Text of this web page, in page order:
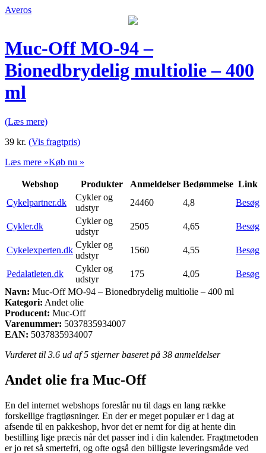
Averos
Muc-Off MO-94 –
Bionedbrydelig multiolie – 400
ml
(Læs mere)
39 kr. (Vis fragtpris)
Læs mere »Køb nu »
Webshop Produkter Anmeldelser Bedømmelse Link
Cykelpartner.dk
Cykler og
udstyr
24460 4,8 Besøg
Cykler.dk
Cykler og
udstyr
2505 4,65 Besøg
Cykelexperten.dk
Cykler og
udstyr
1560 4,55 Besøg
Pedalatleten.dk
Cykler og
udstyr
175 4,05
Besøg
Navn: Muc-Off MO-94 – Bionedbrydelig multiolie – 400 ml
Kategori: Andet olie
Producent: Muc-Off
Varenummer: 5037835934007
EAN: 5037835934007
Vurderet til 3.6 ud af 5 stjerner baseret på 38 anmeldelser
Andet olie fra Muc-Off
En del internet webshops foreslår nu til dags en lang række
forskellige fragtløsninger. En der er meget populær er i dag at
afsende til en pakkeshop, hvor det er nemt for dig at hente din
bestilling lige præcis når det passer ind i din kalender. Fragtmetoden
er jo ret så smertefri, og ofte også den billigste leveringsmåde ved